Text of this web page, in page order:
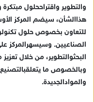
والتطوير واقتراححلول مبتكرة
هذاالشأن، سيضم المركز
للتعاون بخصوص حلول
الصناعيين. وسيسهرالمركز
البحثوالتطوير، من خلال تعزيز
وبالخصوص ما يتعلقبالتصنيع
والموادالجديدة.